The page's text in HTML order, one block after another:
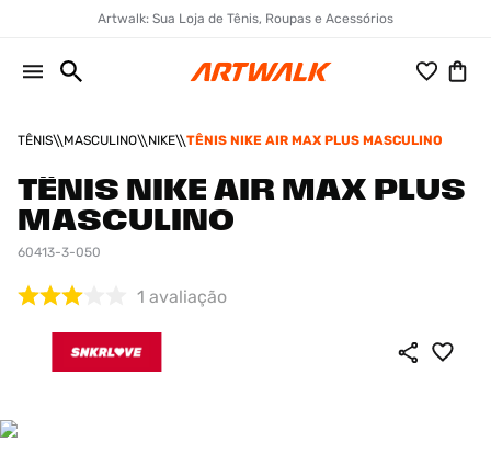
Artwalk: Sua Loja de Tênis, Roupas e Acessórios
TÊNIS MASCULINO NIKE TÊNIS NIKE AIR MAX PLUS MASCULINO
TÊNIS NIKE AIR MAX PLUS
MASCULINO
60413-3-050
1 avaliação